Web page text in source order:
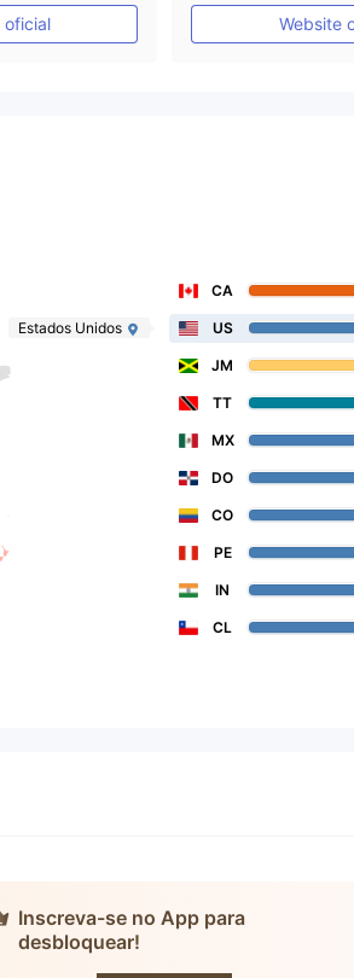
MT4
oficial
Etiqueta
Website
CA
Estados Unidos US
JM
TT
MX
DO
CO
PE
IN
CL
Inscreva-se no App para
desbloquear!
Scotiabank